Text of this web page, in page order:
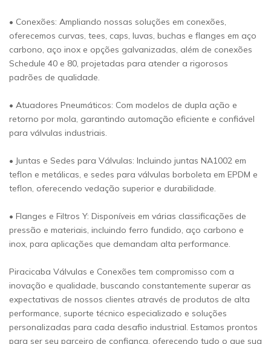
• Conexões: Ampliando nossas soluções em conexões,
oferecemos curvas, tees, caps, luvas, buchas e flanges em aço
carbono, aço inox e opções galvanizadas, além de conexões
Schedule 40 e 80, projetadas para atender a rigorosos
padrões de qualidade.
• Atuadores Pneumáticos: Com modelos de dupla ação e
retorno por mola, garantindo automação eficiente e confiável
para válvulas industriais.
• Juntas e Sedes para Válvulas: Incluindo juntas NA1002 em
teflon e metálicas, e sedes para válvulas borboleta em EPDM e
teflon, oferecendo vedação superior e durabilidade.
• Flanges e Filtros Y: Disponíveis em várias classificações de
pressão e materiais, incluindo ferro fundido, aço carbono e
inox, para aplicações que demandam alta performance.
Piracicaba Válvulas e Conexões tem compromisso com a
inovação e qualidade, buscando constantemente superar as
expectativas de nossos clientes através de produtos de alta
performance, suporte técnico especializado e soluções
personalizadas para cada desafio industrial. Estamos prontos
para ser seu parceiro de confiança, oferecendo tudo o que sua